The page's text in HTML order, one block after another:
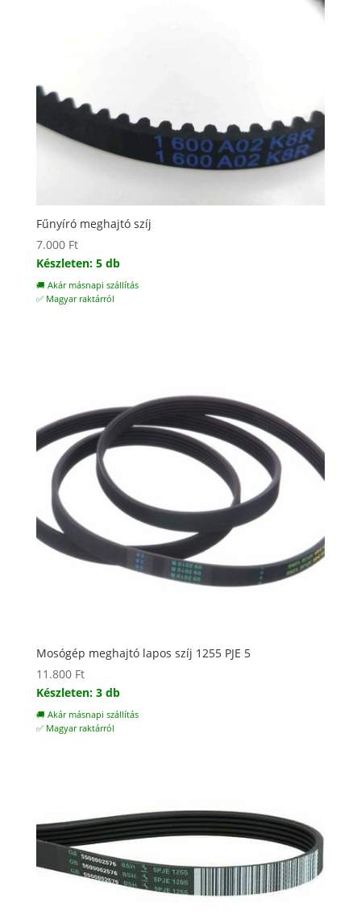
Fűnyíró meghajtó szíj
7.000 Ft
Készleten: 5 db
🚚 Akár másnapi szállítás
✅ Magyar raktárról
Mosógép meghajtó lapos szíj 1255 PJE 5
11.800 Ft
Készleten: 3 db
🚚 Akár másnapi szállítás
✅ Magyar raktárról